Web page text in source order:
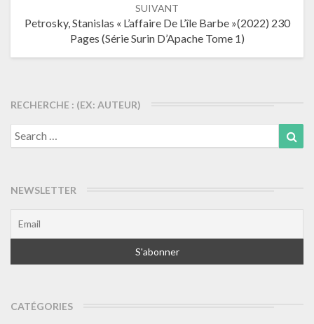
SUIVANT
Petrosky, Stanislas « L’affaire De L’île Barbe »(2022) 230
Pages (série Surin D’Apache Tome 1)
RECHERCHE : (EX: AUTEUR)
Search
for:
NEWSLETTER
CATÉGORIES